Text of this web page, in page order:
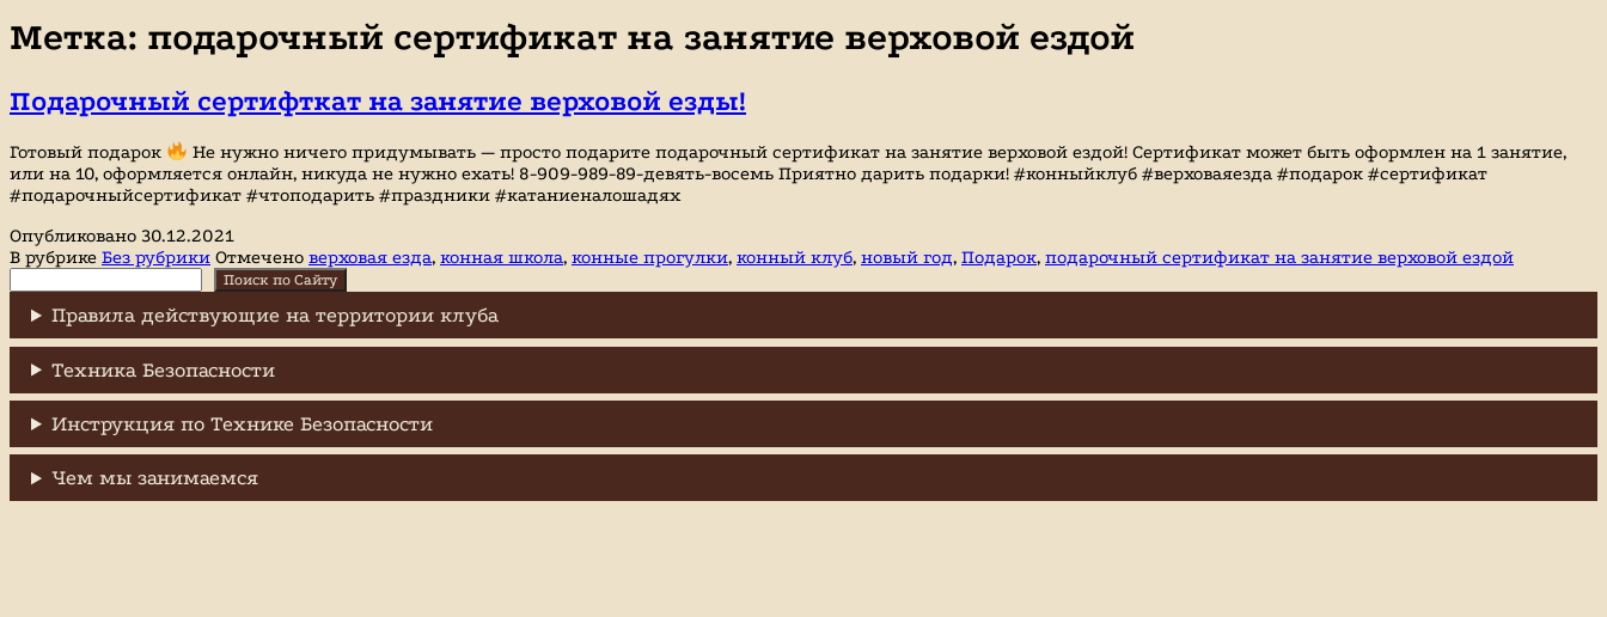
Метка: подарочный сертификат на занятие верховой ездой
Подарочный сертифткат на занятие верховой езды!
Готовый подарок
Не нужно ничего придумывать — просто подарите подарочный сертификат на занятие верховой ездой! Сертификат может быть оформлен на 1 занятие,
или на 10, оформляется онлайн, никуда не нужно ехать! 8-909-989-89-девять-восемь Приятно дарить подарки! #конныйклуб #верховаяезда #подарок #сертификат
#подарочныйсертификат #чтоподарить #праздники #катаниеналошадях
Опубликовано 30.12.2021
В рубрике Без рубрики Отмечено верховая езда, конная школа, конные прогулки, конный клуб, новый год, Подарок, подарочный сертификат на занятие верховой ездой
Поиск по Сайту
Правила действующие на территории клуба
Техника Безопасности
Инструкция по Технике Безопасности
Чем мы занимаемся